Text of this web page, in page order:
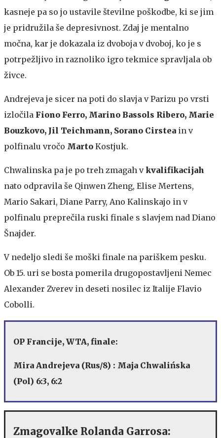
kasneje pa so jo ustavile številne poškodbe, ki se jim
je pridružila še depresivnost. Zdaj je mentalno
močna, kar je dokazala iz dvoboja v dvoboj, ko je s
potrpežljivo in raznoliko igro tekmice spravljala ob
živce.
Andrejeva je sicer na poti do slavja v Parizu po vrsti
izločila Fiono Ferro, Marino Bassols Ribero, Marie
Bouzkovo, Jil Teichmann, Sorano Cirstea in v
polfinalu vročo Marto Kostjuk.
Chwalinska pa je po treh zmagah vkvalifikacijah
nato odpravila še Qinwen Zheng, Elise Mertens,
Mario Sakari, Diane Parry, Ano Kalinskajo in v
polfinalu preprečila ruski finale s slavjem nad Diano
Šnajder.
V nedeljo sledi še moški finale na pariškem pesku.
Ob 15. uri se bosta pomerila drugopostavljeni Nemec
Alexander Zverev in deseti nosilec iz Italije Flavio
Cobolli.
OP Francije, WTA, finale:
Mira Andrejeva (Rus/8) : Maja Chwalińska
(Pol) 6:3, 6:2
Zmagovalke Rolanda Garrosa: